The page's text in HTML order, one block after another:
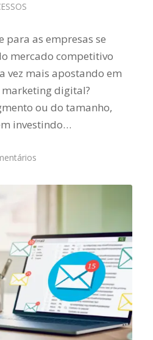
para as empresas se
mercado competitivo
vez mais apostando em
digital?
ou do tamanho,
investindo…